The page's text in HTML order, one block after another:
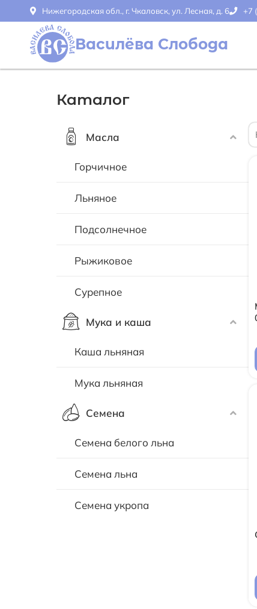
Нижегородская обл., г. Чкаловск, ул. Лесная, д. 6 +7
Василёва Слобода
Каталог
Масла
Горчичное
Льняное
Подсолнечное
Рыжиковое
Сурепное
Мука и каша
Каша льняная
Мука льняная
Семена
Семена белого льна
Семена льна
Семена укропа